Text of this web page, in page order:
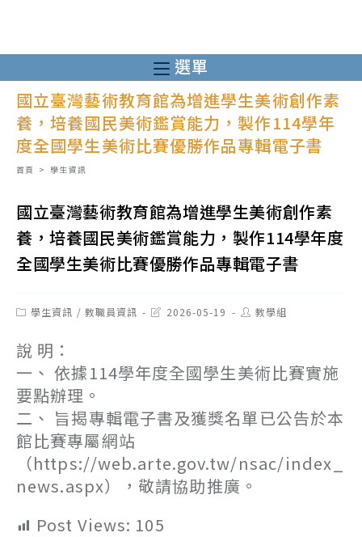
至
主
內
容
選單
國立臺灣藝術教育館為增進學生美術創作素
養，培養國民美術鑑賞能力，製作114學年
度全國學生美術比賽優勝作品專輯電子書
首頁 > 學生資訊
國立臺灣藝術教育館為增進學生美術創作素
養，培養國民美術鑑賞能力，製作114學年度
全國學生美術比賽優勝作品專輯電子書
Post學生資訊 / 教職員資訊
Post2026-05-19
Post教學組
說 明：
一、 依據114學年度全國學生美術比賽實施
要點辦理。
二、 旨揭專輯電子書及獲獎名單已公告於本
館比賽專屬網站
（https://web.arte.gov.tw/nsac/index_
news.aspx），敬請協助推廣。
Post Views: 105